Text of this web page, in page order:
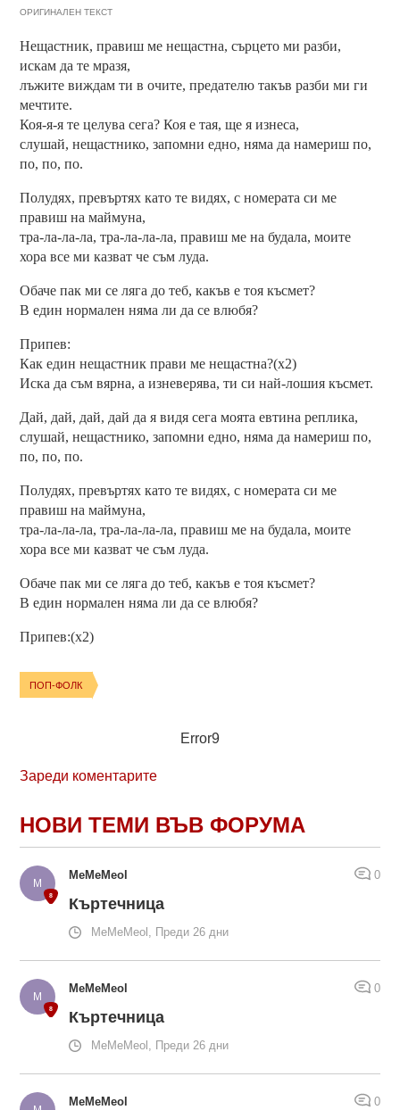
ОРИГИНАЛЕН ТЕКСТ
Нещастник, правиш ме нещастна, сърцето ми разби,
искам да те мразя,
лъжите виждам ти в очите, предателю такъв разби ми ги
мечтите.
Коя-я-я те целува сега? Коя е тая, ще я изнеса,
слушай, нещастнико, запомни едно, няма да намериш по,
по, по, по.
Полудях, превъртях като те видях, с номерата си ме
правиш на маймуна,
тра-ла-ла-ла, тра-ла-ла-ла, правиш ме на будала, моите
хора все ми казват че съм луда.
Обаче пак ми се ляга до теб, какъв е тоя късмет?
В един нормален няма ли да се влюбя?
Припев:
Как един нещастник прави ме нещастна?(x2)
Иска да съм вярна, а изневерява, ти си най-лошия късмет.
Дай, дай, дай, дай да я видя сега моята евтина реплика,
слушай, нещастнико, запомни едно, няма да намериш по,
по, по, по.
Полудях, превъртях като те видях, с номерата си ме
правиш на маймуна,
тра-ла-ла-ла, тра-ла-ла-ла, правиш ме на будала, моите
хора все ми казват че съм луда.
Обаче пак ми се ляга до теб, какъв е тоя късмет?
В един нормален няма ли да се влюбя?
Припев:(x2)
ПОП-ФОЛК
Error9
Зареди коментарите
НОВИ ТЕМИ ВЪВ ФОРУМА
MeMeMeol 0
Къртечница
MeMeMeol, Преди 26 дни
MeMeMeol 0
Къртечница
MeMeMeol, Преди 26 дни
MeMeMeol 0